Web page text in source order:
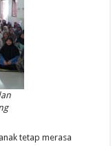
tetap merasa